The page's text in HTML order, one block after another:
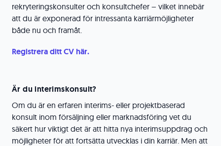
rekryteringskonsulter och konsultchefer – vilket innebär
att du är exponerad för intressanta karriärmöjligheter
både nu och framåt.
Registrera ditt CV här.
Är du interimskonsult?
Om du är en erfaren interims- eller projektbaserad
konsult inom försäljning eller marknadsföring vet du
säkert hur viktigt det är att hitta nya interimsuppdrag och
möjligheter för att fortsätta utvecklas i din karriär. Men att